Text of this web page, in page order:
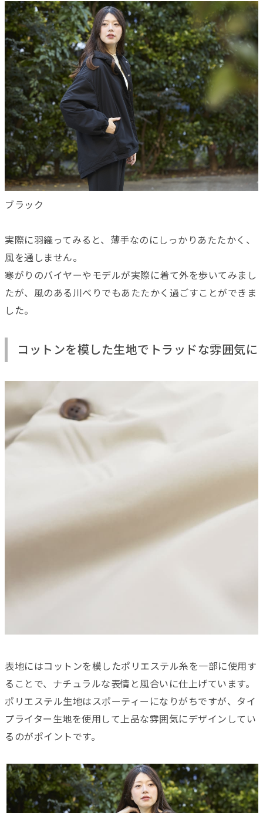
ブラック
実際に羽織ってみると、薄手なのにしっかりあたたかく、
風を通しません。
寒がりのバイヤーやモデルが実際に着て外を歩いてみまし
たが、風のある川べりでもあたたかく過ごすことができま
した。
コットンを模した生地でトラッドな雰囲気に
表地にはコットンを模したポリエステル糸を一部に使用す
ることで、ナチュラルな表情と風合いに仕上げています。
ポリエステル生地はスポーティーになりがちですが、タイ
プライター生地を使用して上品な雰囲気にデザインしてい
るのがポイントです。